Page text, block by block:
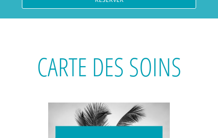
CARTE DES SOINS